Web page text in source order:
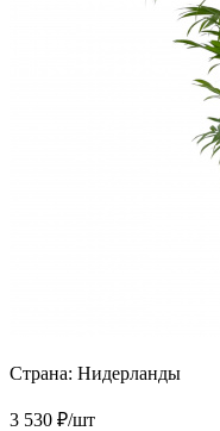
Страна: Нидерланды
3 530 ₽/шт